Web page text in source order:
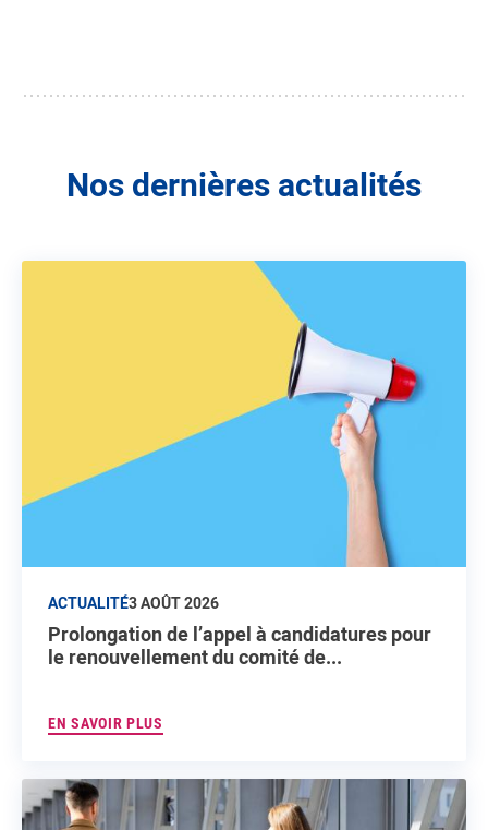
Nos dernières actualités
ACTUALITÉ3 AOÛT 2026
Prolongation de l’appel à candidatures pour
le renouvellement du comité de...
EN SAVOIR PLUS